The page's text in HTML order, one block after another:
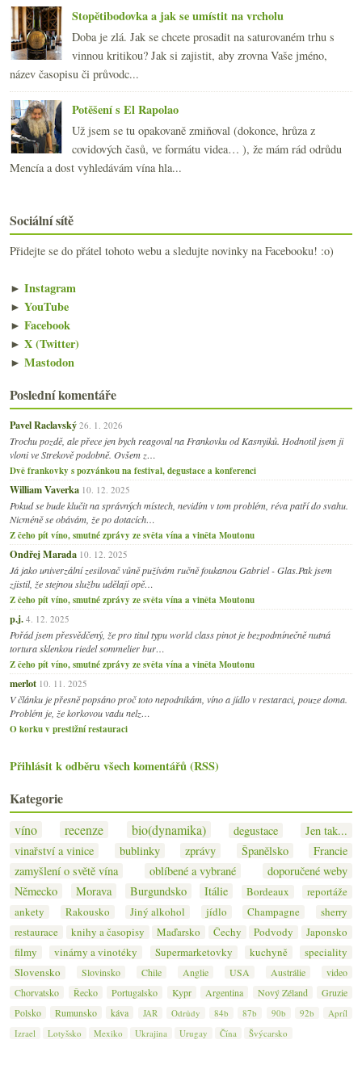
Stopětibodovka a jak se umístit na vrcholu
Doba je zlá. Jak se chcete prosadit na saturovaném trhu s
vinnou kritikou? Jak si zajistit, aby zrovna Vaše jméno,
název časopisu či průvodc...
Potěšení s El Rapolao
Už jsem se tu opakovaně zmiňoval (dokonce, hrůza z
covidových časů, ve formátu videa… ), že mám rád odrůdu
Mencía a dost vyhledávám vína hla...
Sociální sítě
Přidejte se do přátel tohoto webu a sledujte novinky na Facebooku! :o)
► Instagram
► YouTube
► Facebook
► X (Twitter)
► Mastodon
Poslední komentáře
Pavel Raclavský 26. 1. 2026
Trochu pozdě, ale přece jen bych reagoval na Frankovku od Kasnyiků. Hodnotil jsem ji
vloni ve Strekově podobně. Ovšem z…
Dvě frankovky s pozvánkou na festival, degustace a konferenci
William Vaverka 10. 12. 2025
Pokud se bude klučit na správných místech, nevidím v tom problém, réva patří do svahu.
Nicméně se obávám, že po dotacích…
Z čeho pít víno, smutné zprávy ze světa vína a viněta Moutonu
Ondřej Marada 10. 12. 2025
Já jako univerzální zesilovač vůně pužívám ručně foukanou Gabriel - Glas.Pak jsem
zjistil, že stejnou službu udělají opě…
Z čeho pít víno, smutné zprávy ze světa vína a viněta Moutonu
p.j. 4. 12. 2025
Pořád jsem přesvědčený, že pro titul typu world class pinot je bezpodmínečně nutná
tortura sklenkou riedel sommelier bur…
Z čeho pít víno, smutné zprávy ze světa vína a viněta Moutonu
merlot 10. 11. 2025
V článku je přesně popsáno proč toto nepodnikám, víno a jídlo v restaraci, pouze doma.
Problém je, že korkovou vadu nelz…
O korku v prestižní restauraci
Přihlásit k odběru všech komentářů (RSS)
Kategorie
víno recenze bio(dynamika) degustace
Jen tak...
vinařství a vinice
bublinky zprávy Španělsko
Francie
zamyšlení o světě vína
oblíbené a vybrané
doporučené weby
Německo
Morava Burgundsko Itálie Bordeaux
reportáže
ankety
Rakousko Jiný alkohol jídlo Champagne
sherry
restaurace
knihy a časopisy Maďarsko Čechy Podvody
Japonsko
filmy
vinárny a vinotéky Supermarketovky kuchyně
speciality
Slovensko
Slovinsko Chile Anglie USA Austrálie
video
Chorvatsko
Řecko Portugalsko Kypr Argentina Nový Zéland
Gruzie
Polsko
Rumunsko káva JAR Odrůdy 84b 87b 90b 92b
Apríl
Izrael
Lotyšsko Mexiko Ukrajina Urugay Čína Švýcarsko